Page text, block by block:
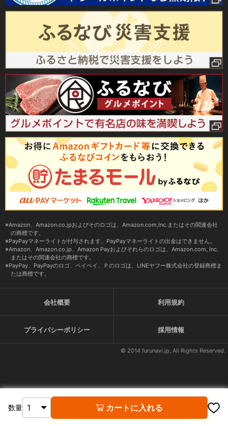
数量 カートに入れる
Amazon、Amazon.co.jpおよびそのロゴは、Amazon.com,Inc.またはその関連会社
の商標です。
PayPayマネーライトが付与されます。PayPayマネーライトの出金はできません。
Amazon、Amazon.co.jp、Amazon Payおよびそれらのロゴは、Amazon.com, Inc.
またはその関連会社の商標です。
PayPay、PayPayのロゴ、ペイペイ、Ｐのロゴは、LINEヤフー株式会社の登録商標ま
たは商標です。
会社概要 利用規約
プライバシーポリシー 採用情報
© 2014 furunavi.jp, All Rights Reserved.